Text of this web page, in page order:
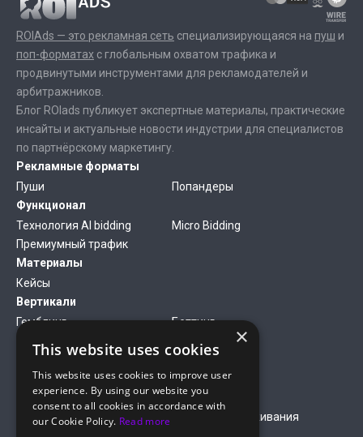
ROIAds — это рекламная сеть специализирующаяся на пуш и
поп-форматах с глобальным охватом трафика и
продвинутыми инструментами для рекламодателей и
арбитражников.
Блог ROIads публикует экспертные материалы, практические
инсайты и актуальные новости индустрии для специалистов
по партнёрскому маркетингу.
Рекламные форматы
Пуши
Попандеры
Функционал
Технология AI bidding
Micro Bidding
Премиумный трафик
Материалы
Кейсы
Вертикали
Гемблинг
Беттинг
Антивирусы
Дейтинг
Нутра
Компания
О нас
Медиакит
Правила оплаты кредитной
Правила обслуживания
×
This website uses cookies
This website uses cookies to improve user
experience. By using our website you
consent to all cookies in accordance with
our Cookie Policy. Read more